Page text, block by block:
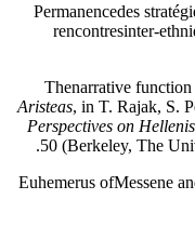
Permanencedes
rencontresinter-
Thenarrative
Aristeas, in T. Rajak, S.
Perspectives on
50 (Berkeley, The
Euhemerus ofMessene